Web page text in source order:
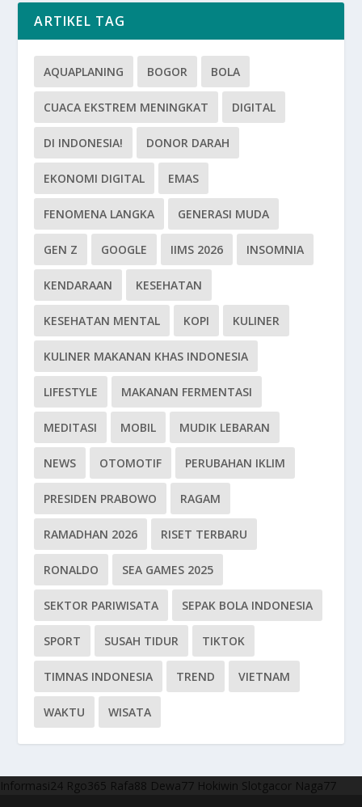
ARTIKEL TAG
AQUAPLANING BOGOR BOLA
CUACA EKSTREM MENINGKAT DIGITAL
DI INDONESIA! DONOR DARAH
EKONOMI DIGITAL EMAS
FENOMENA LANGKA GENERASI MUDA
GEN Z GOOGLE IIMS 2026 INSOMNIA
KENDARAAN KESEHATAN
KESEHATAN MENTAL KOPI KULINER
KULINER MAKANAN KHAS INDONESIA
LIFESTYLE MAKANAN FERMENTASI
MEDITASI MOBIL MUDIK LEBARAN
NEWS OTOMOTIF PERUBAHAN IKLIM
PRESIDEN PRABOWO RAGAM
RAMADHAN 2026 RISET TERBARU
RONALDO SEA GAMES 2025
SEKTOR PARIWISATA SEPAK BOLA INDONESIA
SPORT SUSAH TIDUR TIKTOK
TIMNAS INDONESIA TREND VIETNAM
WAKTU WISATA
Informasi24 Rgo365 Rafa88 Dewa77 Hokiwin Slotgacor Naga77